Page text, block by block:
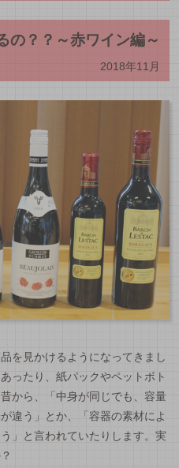
の？？～赤ワイン編～
2018年11月
を見かけるようになってきまし
ったり、紙パックやペットボト
から、「中身が同じでも、容量
違う」とか、「容器の素材によ
」と言われていたりします。実